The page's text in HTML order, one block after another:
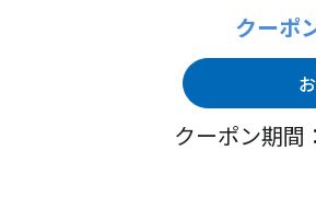
クーポ
クーポン期間